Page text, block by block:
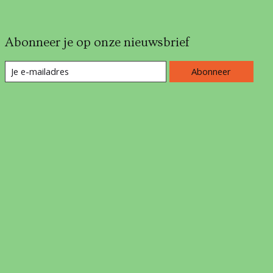
Abonneer je op onze nieuwsbrief
Abonneer